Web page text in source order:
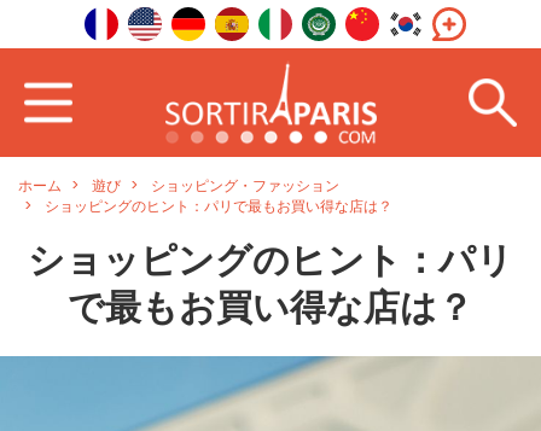
ホーム 遊び
ショッピング・ファッション
ショッピングのヒント：パリで最もお買い得な店は？
ショッピングのヒント：パリ
で最もお買い得な店は？